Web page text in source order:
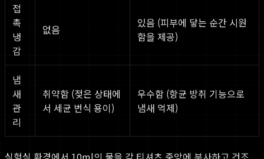
접
촉
냉
감
없음
있음 (피부에 닿는 순간 시원
함을 제공)
냄
새
관
리
취약함 (젖은 상태에
서 세균 번식 용이)
우수함 (항균 방취 기능으로
냄새 억제)